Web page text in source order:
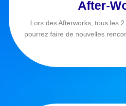
After-
Lors des Afterworks, tous les
pourrez faire de nouvelles